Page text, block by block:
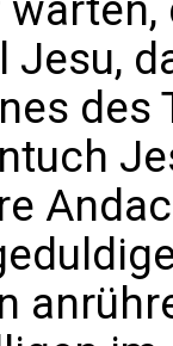
Jesu,
des